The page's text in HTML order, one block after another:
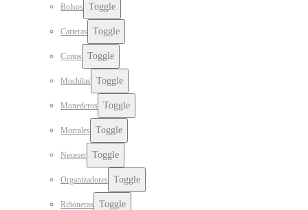
Bolsos Toggle
Carteras Toggle
Cintos Toggle
Mochilas Toggle
Monederos Toggle
Morrales Toggle
Neceser Toggle
Organizadores Toggle
Riñoneras Toggle